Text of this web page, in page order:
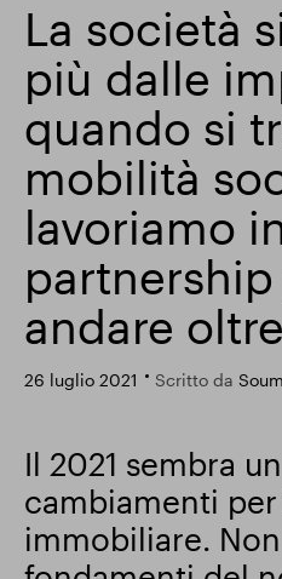
Ricerca popolare
Responsabile SEGRO
Slough proprietà commerciale
Risultati finanziari
Aggiornamento commerciale
Parco intelligente
La società
più dalle
quando si
mobilità
lavoriamo
andare oltre
26 luglio 2021 Scritto da
Il 2021 sembra
cambiamenti
immobiliare.